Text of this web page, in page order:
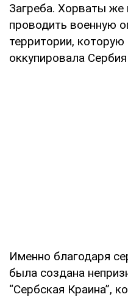
Загреба. Хорваты же
проводить военную
территории,
оккупировала
Именно благодаря
была создана
“Сербская Краина”,